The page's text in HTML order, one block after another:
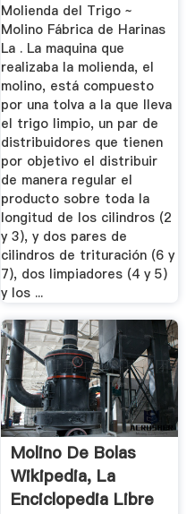
Molienda del Trigo ~
Molino Fábrica de Harinas
La . La maquina que
realizaba la molienda, el
molino, está compuesto
por una tolva a la que lleva
el trigo limpio, un par de
distribuidores que tienen
por objetivo el distribuir
de manera regular el
producto sobre toda la
longitud de los cilindros (2
y 3), y dos pares de
cilindros de trituración (6 y
7), dos limpiadores (4 y 5)
y los ...
Molino De Bolas
Wikipedia, La
Enciclopedia Libre